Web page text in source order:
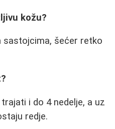
kožu?
sastojcima, šećer retko
i do 4 nedelje, a uz
redje.